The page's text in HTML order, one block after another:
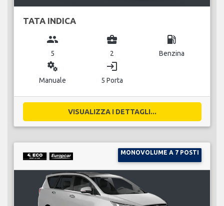
TATA INDICA
group
5
business_center
2
local_gas_station
Benzina
miscellaneous_services
Manuale
login
5 Porta
VISUALIZZA I DETTAGLI...
MONOVOLUME A 7 POSTI